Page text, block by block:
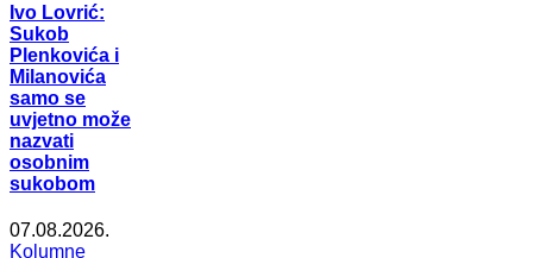
Ivo Lovrić:
Sukob
Plenkovića i
Milanovića
samo se
uvjetno može
nazvati
osobnim
sukobom
07.08.2026.
Kolumne